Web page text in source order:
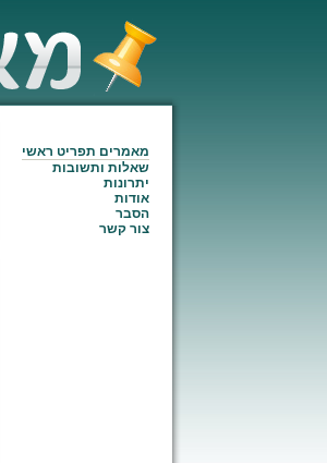
מאמרים תפריט ראשי
שאלות ותשובות
יתרונות
אודות
הסבר
צור קשר